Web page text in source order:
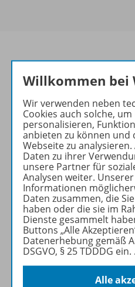
Beschreibung
Lizenzbedingungen
Zugehörige
Willkommen bei
Wir verwenden neben
Cookies auch solche,
personalisieren,
anbieten zu können und
Webseite zu
Daten zu ihrer
unsere Partner für
Analysen weiter.
Informationen
Daten zusammen, die
haben oder die sie im
Dienste gesammelt
Buttons „Alle
Datenerhebung gemäß
DSGVO, § 25 TDDDG ein.
Alle